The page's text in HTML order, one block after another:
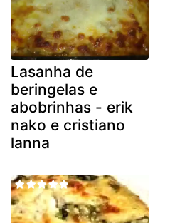
Lasanha de
beringelas e
abobrinhas - erik
nako e cristiano
lanna